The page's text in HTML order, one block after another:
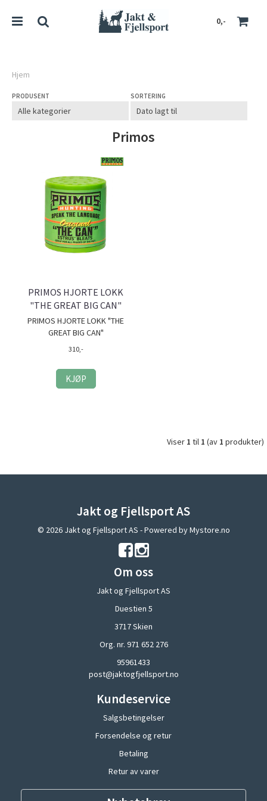
0,-
Hjem
PRODUSENT SORTERING
Primos
PRIMOS HJORTE LOKK
"THE GREAT BIG CAN"
PRIMOS HJORTE LOKK "THE
GREAT BIG CAN"
310,-
KJØP
Viser 1 til 1 (av 1 produkter)
Jakt og Fjellsport AS
© 2026 Jakt og Fjellsport AS - Powered byMystore.no
Om oss
Jakt og Fjellsport AS
Duestien 5
3717 Skien
Org. nr. 971 652 276
95961433
post@jaktogfjellsport.no
Kundeservice
Salgsbetingelser
Forsendelse og retur
Betaling
Retur av varer